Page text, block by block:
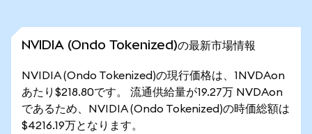
NVIDIA (Ondo Tokenized)の最新市場情報
NVIDIA (Ondo Tokenized)の現行価格は、1NVDAon
あたり$218.80です。 流通供給量が19.27万 NVDAon
であるため、NVIDIA (Ondo Tokenized)の時価総額は
$4216.19万となります。